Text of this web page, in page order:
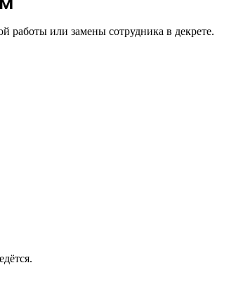
работы или замены сотрудника в декрете.